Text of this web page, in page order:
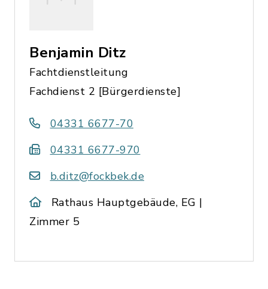
Benjamin Ditz
Fachtdienstleitung
Fachdienst 2 [Bürgerdienste]
04331 6677-70
04331 6677-970
b.ditz@fockbek.de
Rathaus Hauptgebäude, EG |
Zimmer 5